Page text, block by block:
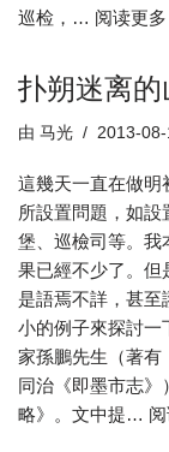
巡检，… 阅读更
扑朔迷离
由 马光 2013-08-
這幾天一直在做明
所設置問題，如
堡、巡檢司等。我
果已經不少了。但
是語焉不詳，甚
小的例子來探討一
家孫鵬先生（著有
同治《即墨市志
略》。文中提…